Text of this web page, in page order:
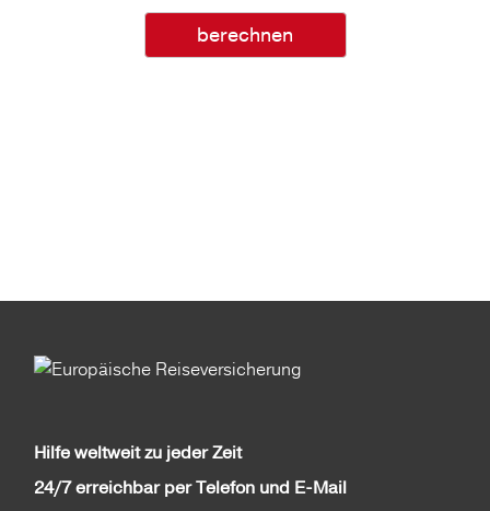
berechnen
Hilfe weltweit zu jeder Zeit
24/7 erreichbar per Telefon und E-Mail